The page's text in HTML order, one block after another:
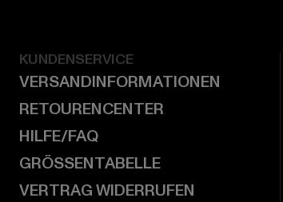
KUNDENSERVICE
VERSANDINFORMATIONEN
RETOURENCENTER
HILFE/FAQ
GRÖSSENTABELLE
VERTRAG WIDERRUFEN